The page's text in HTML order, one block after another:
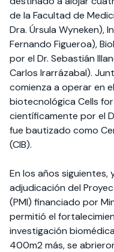
de la Facultad de
Dra. Úrsula Wyneken),
Fernando Figueroa),
por el Dr. Sebastián
Carlos Irarrázabal).
comienza a operar en
biotecnológica Cells
científicamente por el
fue bautizado como
(CIB).
En los años
adjudicación del
(PMI) financiado por
permitió el
investigación
400m2 más, se